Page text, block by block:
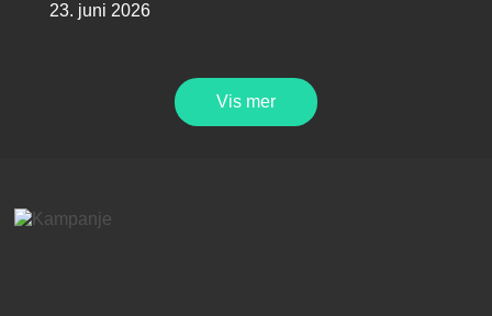
23. juni 2026
Vis mer